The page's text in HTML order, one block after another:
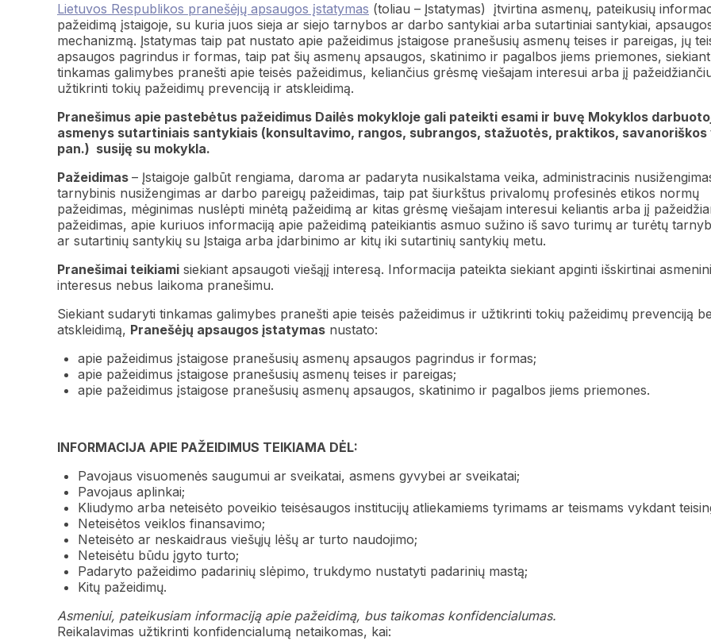
Lietuvos Respublikos pranešėjų apsaugos įstatymas (toliau – Įstatymas) įtvirtina asmenų, pateikusių
pažeidimą įstaigoje, su kuria juos sieja ar siejo tarnybos ar darbo santykiai arba sutartiniai santykiai,
mechanizmą. Įstatymas taip pat nustato apie pažeidimus įstaigose pranešusių asmenų teises ir pareigas, jų
apsaugos pagrindus ir formas, taip pat šių asmenų apsaugos, skatinimo ir pagalbos jiems priemones,
tinkamas galimybes pranešti apie teisės pažeidimus, keliančius grėsmę viešajam interesui arba jį
užtikrinti tokių pažeidimų prevenciją ir atskleidimą.
Pranešimus apie pastebėtus pažeidimus Dailės mokykloje gali pateikti esami ir buvę Mokyklos
asmenys sutartiniais santykiais (konsultavimo, rangos, subrangos, stažuotės, praktikos, savanoriškos
pan.) susiję su mokykla.
Pažeidimas – Įstaigoje galbūt rengiama, daroma ar padaryta nusikalstama veika, administracinis
tarnybinis nusižengimas ar darbo pareigų pažeidimas, taip pat šiurkštus privalomų profesinės etikos normų
pažeidimas, mėginimas nuslėpti minėtą pažeidimą ar kitas grėsmę viešajam interesui keliantis arba jį
pažeidimas, apie kuriuos informaciją apie pažeidimą pateikiantis asmuo sužino iš savo turimų ar turėtų
ar sutartinių santykių su Įstaiga arba įdarbinimo ar kitų iki sutartinių santykių metu.
Pranešimai teikiami siekiant apsaugoti viešąjį interesą. Informacija pateikta siekiant apginti išskirtinai
interesus nebus laikoma pranešimu.
Siekiant sudaryti tinkamas galimybes pranešti apie teisės pažeidimus ir užtikrinti tokių pažeidimų prevenciją
atskleidimą, Pranešėjų apsaugos įstatymas nustato:
apie pažeidimus įstaigose pranešusių asmenų apsaugos pagrindus ir formas;
apie pažeidimus įstaigose pranešusių asmenų teises ir pareigas;
apie pažeidimus įstaigose pranešusių asmenų apsaugos, skatinimo ir pagalbos jiems priemones.
INFORMACIJA APIE PAŽEIDIMUS TEIKIAMA DĖL:
Pavojaus visuomenės saugumui ar sveikatai, asmens gyvybei ar sveikatai;
Pavojaus aplinkai;
Kliudymo arba neteisėto poveikio teisėsaugos institucijų atliekamiems tyrimams ar teismams vykdant
Neteisėtos veiklos finansavimo;
Neteisėto ar neskaidraus viešųjų lėšų ar turto naudojimo;
Neteisėtu būdu įgyto turto;
Padaryto pažeidimo padarinių slėpimo, trukdymo nustatyti padarinių mastą;
Kitų pažeidimų.
Asmeniui, pateikusiam informaciją apie pažeidimą, bus taikomas konfidencialumas.
Reikalavimas užtikrinti konfidencialumą netaikomas, kai: